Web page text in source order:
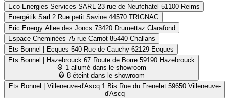
Eco-Energies Services SARL
23 rue de Neufchatel 51100 Reims
Energétik Sarl
2 Rue petit Savine 44570 TRIGNAC
Eric Energy
Allee des Joncs 73420 Drumettaz Clarafond
Espace Cheminées
75 rue Carnot 85440 Challans
Ets Bonnel | Ecques
540 Rue de Cauchy 62129 Ecques
Ets Bonnel | Hazebrouck
67 Route de Borre 59190 Hazebrouck
1 allumé dans le showroom
8 éteint dans le showroom
Ets Bonnel | Villeneuve-d'Ascq 1 Bis Rue du Frenelet 59650 Villeneuve-
d'Ascq